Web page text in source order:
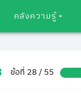
คลังความรู้
ข้อที่ 28 / 55